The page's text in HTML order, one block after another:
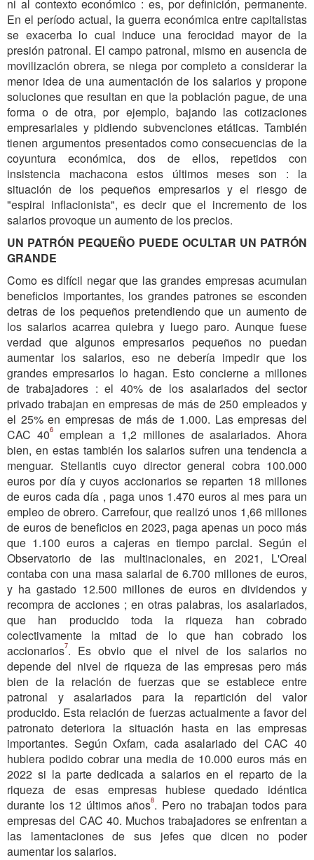
ni al contexto económico : es, por definición, permanente.
En el período actual, la guerra económica entre capitalistas
se exacerba lo cual induce una ferocidad mayor de la
presión patronal. El campo patronal, mismo en ausencia de
movilización obrera, se niega por completo a considerar la
menor idea de una aumentación de los salarios y propone
soluciones que resultan en que la población pague, de una
forma o de otra, por ejemplo, bajando las cotizaciones
empresariales y pidiendo subvenciones etáticas. También
tienen argumentos presentados como consecuencias de la
coyuntura económica, dos de ellos, repetidos con
insistencia machacona estos últimos meses son : la
situación de los pequeños empresarios y el riesgo de
"espiral inflacionista", es decir que el incremento de los
salarios provoque un aumento de los precios.
UN PATRÓN PEQUEÑO PUEDE OCULTAR UN PATRÓN
GRANDE
Como es difícil negar que las grandes empresas acumulan
beneficios importantes, los grandes patrones se esconden
detras de los pequeños pretendiendo que un aumento de
los salarios acarrea quiebra y luego paro. Aunque fuese
verdad que algunos empresarios pequeños no puedan
aumentar los salarios, eso ne debería impedir que los
grandes empresarios lo hagan. Esto concierne a millones
de trabajadores : el 40% de los asalariados del sector
privado trabajan en empresas de más de 250 empleados y
el 25% en empresas de más de 1.000. Las empresas del
CAC 406emplean a 1,2 millones de asalariados. Ahora
bien, en estas también los salarios sufren una tendencia a
menguar. Stellantis cuyo director general cobra 100.000
euros por día y cuyos accionarios se reparten 18 millones
de euros cada día , paga unos 1.470 euros al mes para un
empleo de obrero. Carrefour, que realizó unos 1,66 millones
de euros de beneficios en 2023, paga apenas un poco más
que 1.100 euros a cajeras en tiempo parcial. Según el
Observatorio de las multinacionales, en 2021, L'Oreal
contaba con una masa salarial de 6.700 millones de euros,
y ha gastado 12.500 millones de euros en dividendos y
recompra de acciones ; en otras palabras, los asalariados,
que han producido toda la riqueza han cobrado
colectivamente la mitad de lo que han cobrado los
accionarios7. Es obvio que el nivel de los salarios no
depende del nivel de riqueza de las empresas pero más
bien de la relación de fuerzas que se establece entre
patronal y asalariados para la repartición del valor
producido. Esta relación de fuerzas actualmente a favor del
patronato deteriora la situación hasta en las empresas
importantes. Según Oxfam, cada asalariado del CAC 40
hubiera podido cobrar una media de 10.000 euros más en
2022 si la parte dedicada a salarios en el reparto de la
riqueza de esas empresas hubiese quedado idéntica
durante los 12 últimos años8. Pero no trabajan todos para
empresas del CAC 40. Muchos trabajadores se enfrentan a
las lamentaciones de sus jefes que dicen no poder
aumentar los salarios.